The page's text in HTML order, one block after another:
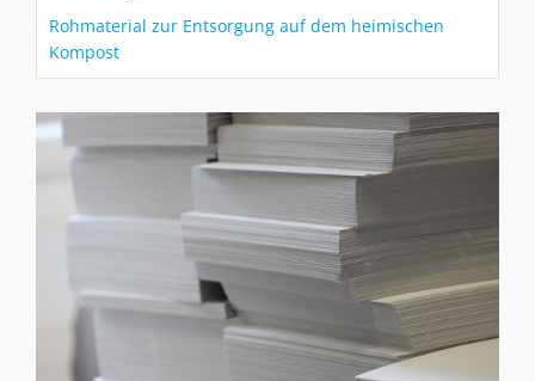
Rohmaterial zur Entsorgung auf dem heimischen
Kompost